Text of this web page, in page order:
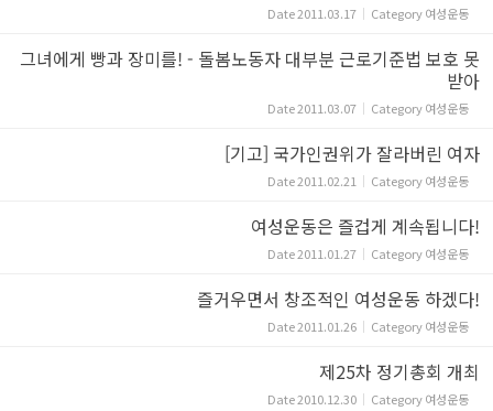
Date2011.03.17 Category여성운동
그녀에게 빵과 장미를! - 돌봄노동자 대부분 근로기준법 보호 못
받아
Date2011.03.07 Category여성운동
[기고] 국가인권위가 잘라버린 여자
Date2011.02.21 Category여성운동
여성운동은 즐겁게 계속됩니다!
Date2011.01.27 Category여성운동
즐거우면서 창조적인 여성운동 하겠다!
Date2011.01.26 Category여성운동
제25차 정기총회 개최
Date2010.12.30 Category여성운동